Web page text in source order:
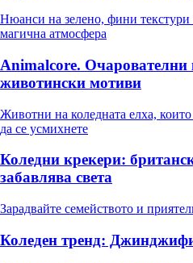
Нюанси на зелено, фини
магична атмосфера
Animalcore. Очарователни
животински мотиви
Животни на коледната елха,
да се усмихнете
Коледни крекери:
забавлява света
Зарадвайте семейството и
Коледeн тренд: